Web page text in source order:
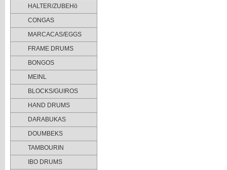
HALTER/ZUBEHö
CONGAS
MARCACAS/EGGS
FRAME DRUMS
BONGOS
MEINL
BLOCKS/GUIROS
HAND DRUMS
DARABUKAS
DOUMBEKS
TAMBOURIN
IBO DRUMS